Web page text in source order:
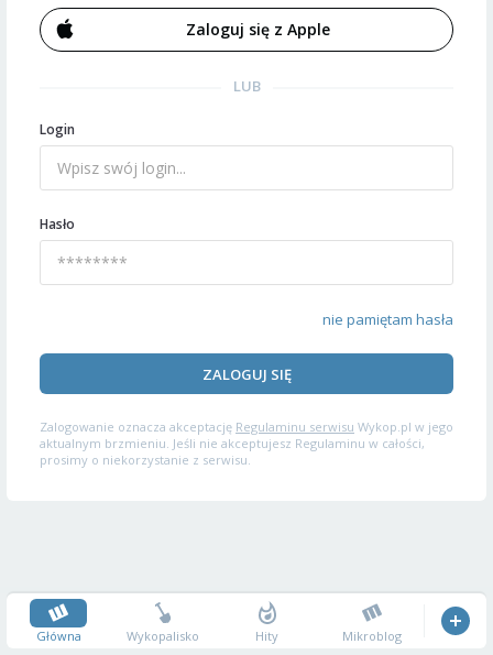
Zaloguj się z Apple
LUB
Login
Hasło
nie pamiętam hasła
ZALOGUJ SIĘ
Zalogowanie oznacza akceptację Regulaminu serwisu Wykop.pl w jego
aktualnym brzmieniu. Jeśli nie akceptujesz Regulaminu w całości,
prosimy o niekorzystanie z serwisu.
Główna Wykopalisko Hity Mikroblog